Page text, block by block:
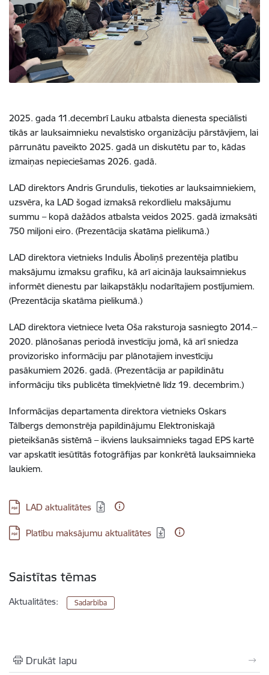
2025. gada 11.decembrī Lauku atbalsta dienesta speciālisti
tikās ar lauksaimnieku nevalstisko organizāciju pārstāvjiem, lai
pārrunātu paveikto 2025. gadā un diskutētu par to, kādas
izmaiņas nepieciešamas 2026. gadā.
LAD direktors Andris Grundulis, tiekoties ar lauksaimniekiem,
uzsvēra, ka LAD šogad izmaksā rekordlielu maksājumu
summu – kopā dažādos atbalsta veidos 2025. gadā izmaksāti
750 miljoni eiro. (Prezentācija skatāma pielikumā.)
LAD direktora vietnieks Indulis Āboliņš prezentēja platību
maksājumu izmaksu grafiku, kā arī aicināja lauksaimniekus
informēt dienestu par laikapstākļu nodarītajiem postījumiem.
(Prezentācija skatāma pielikumā.)
LAD direktora vietniece Iveta Oša raksturoja sasniegto 2014.–
2020. plānošanas periodā investīciju jomā, kā arī sniedza
provizorisko informāciju par plānotajiem investīciju
pasākumiem 2026. gadā. (Prezentācija ar papildinātu
informāciju tiks publicēta tīmekļvietnē līdz 19. decembrim.)
Informācijas departamenta direktora vietnieks Oskars
Tālbergs demonstrēja papildinājumu Elektroniskajā
pieteikšanās sistēmā – ikviens lauksaimnieks tagad EPS kartē
var apskatīt iesūtītās fotogrāfijas par konkrētā lauksaimnieka
laukiem.
Lejupielādēt:
LAD aktualitātes
Lejupielādēt:
Platību maksājumu aktualitātes
Saistītas tēmas
Aktualitātes: Sadarbība
Drukāt lapu